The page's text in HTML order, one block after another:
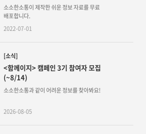
소소한소통이 제작한 쉬운 정보 자료를 무료
배포합니다.
2022-07-01
[소식]
<함께이지> 캠페인 3기 참여자 모집
(~8/14)
소소한소통과 같이 어려운 정보를 찾아봐요!
2026-08-05